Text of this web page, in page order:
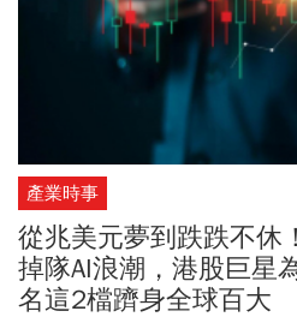
產業時事
從兆美元夢到跌跌不
掉隊AI浪潮，港股巨星
名這2檔躋身全球百大